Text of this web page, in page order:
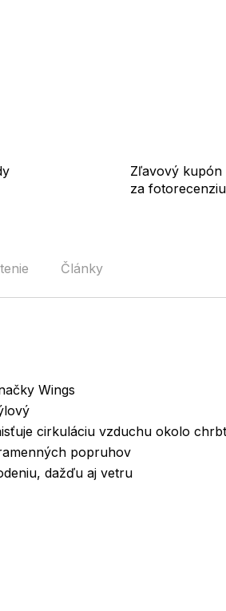
Zľavový kupón
za fotorecenziu
Články
Wings
cirkuláciu vzduchu okolo
popruhov
dažďu aj vetru